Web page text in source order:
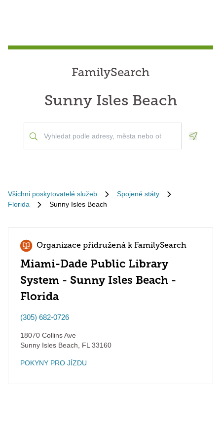
FamilySearch
Sunny Isles Beach
Všichni poskytovatelé služeb
Spojené státy
Florida
Sunny Isles Beach
Organizace přidružená k FamilySearch
Miami-Dade Public Library
System - Sunny Isles Beach -
Florida
(305) 682-0726
18070 Collins Ave
Sunny Isles Beach
FL 33160
POKYNY PRO JÍZDU